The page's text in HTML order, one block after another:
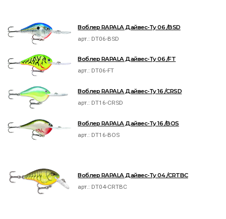
Воблер RAPALA Дайвес-Ту 06 /BSD
арт.: DT06-BSD
Воблер RAPALA Дайвес-Ту 06 /FT
арт.: DT06-FT
Воблер RAPALA Дайвес-Ту 16 /CRSD
арт.: DT16-CRSD
Воблер RAPALA Дайвес-Ту 16 /BOS
арт.: DT16-BOS
Воблер RAPALA Дайвес-Ту 04 /CRTBC
арт.: DT04-CRTBC